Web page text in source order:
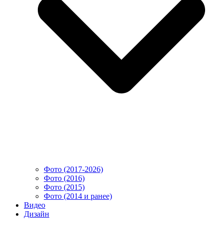
Фото (2017-2026)
Фото (2016)
Фото (2015)
Фото (2014 и ранее)
Видео
Дизайн